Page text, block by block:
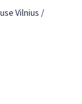
Vilnius /